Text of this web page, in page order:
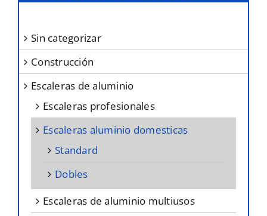
sin categorizar
construcción
escaleras de aluminio
escaleras profesionales
escaleras aluminio domesticas
standard
dobles
escaleras de aluminio multiusos